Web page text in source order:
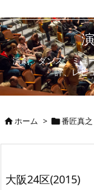
演劇、ダンス、ミュ
評、レビ
ホーム > 番匠真之
大阪24区(2015)